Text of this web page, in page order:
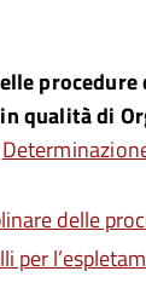
qualità di
delle
per